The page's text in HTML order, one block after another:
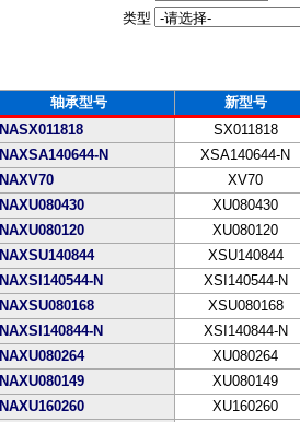
类型
轴承型号
新型号
INASX011818
SX011818
INAXSA140644-N
XSA140644-N
INAXV70
XV70
INAXU080430
XU080430
INAXU080120
XU080120
INAXSU140844
XSU140844
INAXSI140544-N
XSI140544-N
INAXSU080168
XSU080168
INAXSI140844-N
XSI140844-N
INAXU080264
XU080264
INAXU080149
XU080149
INAXU160260
XU160260